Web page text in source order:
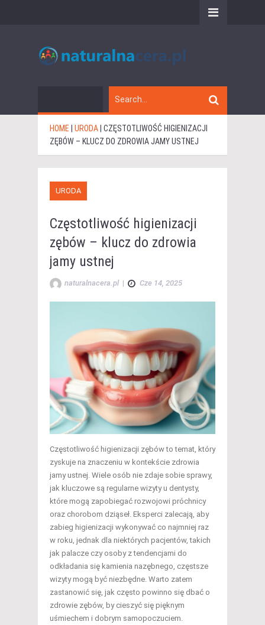
HOME URODA CZĘSTOTLIWOŚĆ HIGIENIZACJI
ZĘBÓW – KLUCZ DO ZDROWIA JAMY USTNEJ
URODA
Częstotliwość higienizacji
zębów – klucz do zdrowia
jamy ustnej
naturalnacera.pl | Cze 14, 2025
Częstotliwość higienizacji zębów to temat, który
zyskuje na znaczeniu w kontekście zdrowia
jamy ustnej. Wiele osób nie zdaje sobie sprawy,
jak kluczowe są regularne wizyty u dentysty,
które mogą zapobiegać rozwojowi próchnicy
oraz chorobom dziąseł. Eksperci zalecają, aby
zabieg higienizacji wykonywać co najmniej raz
w roku, jednak dla niektórych pacjentów, takich
jak palacze czy osoby z tendencjami do
odkładania się kamienia nazębnego, częstsze
wizyty mogą być niezbędne. Warto zatem
zastanowić się, jak często powinno się dbać o
zdrowie zębów, by cieszyć się pięknym
uśmiechem i dobrym samopoczuciem.